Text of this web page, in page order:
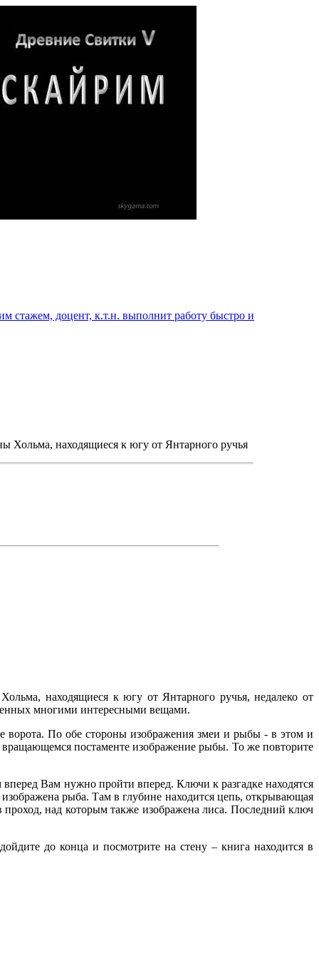
стажем, доцент, к.т.н. выполнит работу быстро и
Хольма, находящиеся к югу от Янтарного ручья
находящиеся к югу от Янтарного ручья, недалеко от
многими интересными вещами.
ворота. По обе стороны изображения змеи и рыбы - в этом и
вращающемся постаменте изображение рыбы. То же повторите
Вам нужно пройти вперед. Ключи к разгадке находятся
рыба. Там в глубине находится цепь, открывающая
над которым также изображена лиса. Последний ключ
до конца и посмотрите на стену – книга находится в